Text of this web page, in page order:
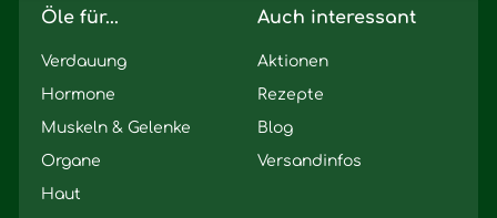
Öle für...
Verdauung
Hormone
Muskeln & Gelenke
Organe
Haut
Auch interessant
Aktionen
Rezepte
Blog
Versandinfos